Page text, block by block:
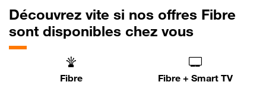
Découvrez vite si nos offres Fibre
sont disponibles chez vous
Fibre Fibre + Smart TV